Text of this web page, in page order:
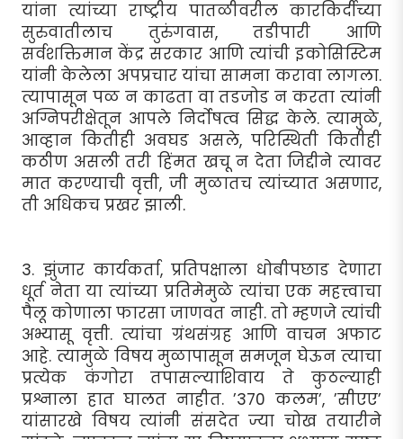
यांना त्यांच्या राष्ट्रीय पातळीवरील कारकिर्दीच्या
सुरुवातीलाच तुरुंगवास, तडीपारी आणि
सर्वशक्तिमान केंद्र सरकार आणि त्यांची इकोसिस्टिम
यांनी केलेला अपप्रचार यांचा सामना करावा लागला.
त्यापासून पळ न काढता वा तडजोड न करता त्यांनी
अग्निपरीक्षेतून आपले निर्दोषत्व सिद्ध केले. त्यामुळे,
आव्हान कितीही अवघड असले, परिस्थिती कितीही
कठीण असली तरी हिंमत खचू न देता जिद्दीने त्यावर
मात करण्याची वृत्ती, जी मुळातच त्यांच्यात असणार,
ती अधिकच प्रखर झाली.
3. झुंजार कार्यकर्ता, प्रतिपक्षाला धोबीपछाड देणारा
धूर्त नेता या त्यांच्या प्रतिमेमुळे त्यांचा एक महत्त्वाचा
पैलू कोणाला फारसा जाणवत नाही. तो म्हणजे त्यांची
अभ्यासू वृत्ती. त्यांचा ग्रंथसंग्रह आणि वाचन अफाट
आहे. त्यामुळे विषय मुळापासून समजून घेऊन त्याचा
प्रत्येक कंगोरा तपासल्याशिवाय ते कुठल्याही
प्रश्नाला हात घालत नाहीत. ’370 कलम’, ’सीएए’
यांसारखे विषय त्यांनी संसदेत ज्या चोख तयारीने